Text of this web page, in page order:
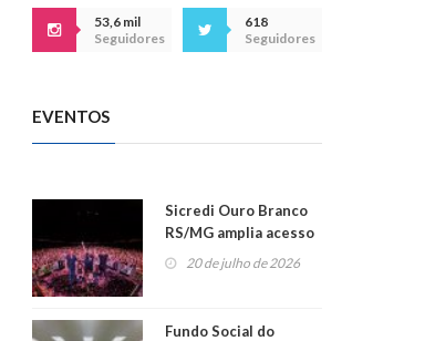
53,6 mil
Seguidores
618
Seguidores
EVENTOS
Sicredi Ouro Branco
RS/MG amplia acesso
ao show dos 45 anos
20 de julho de 2026
Fundo Social do